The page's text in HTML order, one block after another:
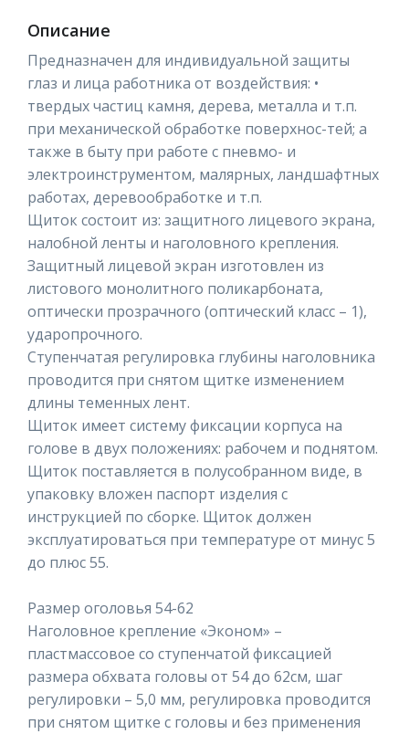
Описание
Предназначен для индивидуальной защиты
глаз и лица работника от воздействия: •
твердых частиц камня, дерева, металла и т.п.
при механической обработке поверхнос-тей; а
также в быту при работе с пневмо- и
электроинструментом, малярных, ландшафтных
работах, деревообработке и т.п.
Щиток состоит из: защитного лицевого экрана,
налобной ленты и наголовного крепления.
Защитный лицевой экран изготовлен из
листового монолитного поликарбоната,
оптически прозрачного (оптический класс – 1),
ударопрочного.
Ступенчатая регулировка глубины наголовника
проводится при снятом щитке изменением
длины теменных лент.
Щиток имеет систему фиксации корпуса на
голове в двух положениях: рабочем и поднятом.
Щиток поставляется в полусобранном виде, в
упаковку вложен паспорт изделия с
инструкцией по сборке. Щиток должен
эксплуатироваться при температуре от минус 5
до плюс 55.
Размер оголовья 54-62
Наголовное крепление «Эконом» –
пластмассовое со ступенчатой фиксацией
размера обхвата головы от 54 до 62см, шаг
регулировки – 5,0 мм, регулировка проводится
при снятом щитке с головы и без применения